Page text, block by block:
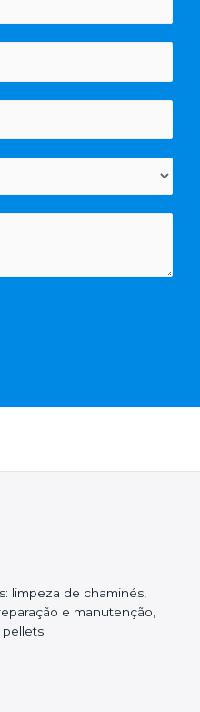
limpeza de chaminés,
e manutenção,